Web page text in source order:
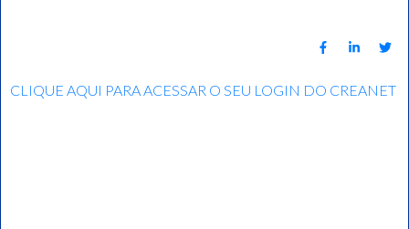
CLIQUE AQUI PARA ACESSAR O SEU LOGIN DO CREANET